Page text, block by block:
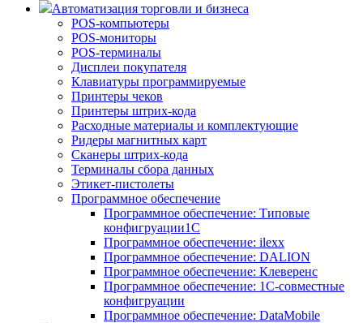
Автоматизация торговли и бизнеса
POS-компьютеры
POS-мониторы
POS-терминалы
Дисплеи покупателя
Клавиатуры программируемые
Принтеры чеков
Принтеры штрих-кода
Расходные материалы и комплектующие
Ридеры магнитных карт
Сканеры штрих-кода
Терминалы сбора данных
Этикет-пистолеты
Программное обеспечение
Программное обеспечение: Типовые
конфигруации1С
Программное обеспечение: ilexx
Программное обеспечение: DALION
Программное обеспечение: Клеверенс
Программное обеспечение: 1С-совместные
конфигруации
Программное обеспечение: DataMobile